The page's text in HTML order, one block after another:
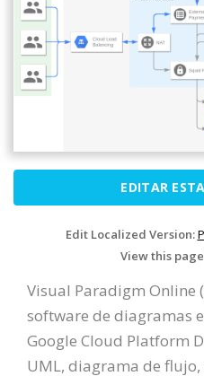
EDITAR
Edit Localized Version:
View this
Visual Paradigm Online
software de diagramas
Google Cloud Platform
UML, diagrama de